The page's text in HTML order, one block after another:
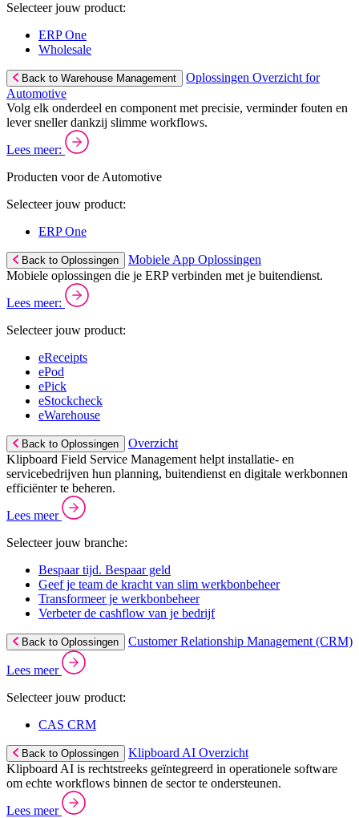
Selecteer jouw product:
ERP One
Wholesale
Back to Warehouse Management
Oplossingen Overzicht for
Automotive
Volg elk onderdeel en component met precisie, verminder fouten en
lever sneller dankzij slimme workflows.
Lees meer:
Producten voor de Automotive
Selecteer jouw product:
ERP One
Back to Oplossingen
Mobiele App Oplossingen
Mobiele oplossingen die je ERP verbinden met je buitendienst.
Lees meer:
Selecteer jouw product:
eReceipts
ePod
ePick
eStockcheck
eWarehouse
Back to Oplossingen
Overzicht
Klipboard Field Service Management helpt installatie- en
servicebedrijven hun planning, buitendienst en digitale werkbonnen
efficiënter te beheren.
Lees meer
Selecteer jouw branche:
Bespaar tijd. Bespaar geld
Geef je team de kracht van slim werkbonbeheer
Transformeer je werkbonbeheer
Verbeter de cashflow van je bedrijf
Back to Oplossingen Customer Relationship Management (CRM)
Lees meer
Selecteer jouw product:
CAS CRM
Back to Oplossingen
Klipboard AI Overzicht
Klipboard AI is rechtstreeks geïntegreerd in operationele software
om echte workflows binnen de sector te ondersteunen.
Lees meer